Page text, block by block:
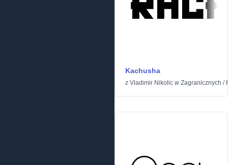
Kachusha
z Vladimir Nikolic w Zagranicznych /